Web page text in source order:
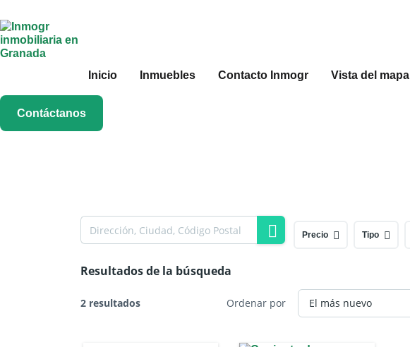
Inicio Inmuebles Contacto Inmogr Vista del mapa
Contáctanos
Precio Tipo
Resultados de la búsqueda
2 resultados Ordenar por